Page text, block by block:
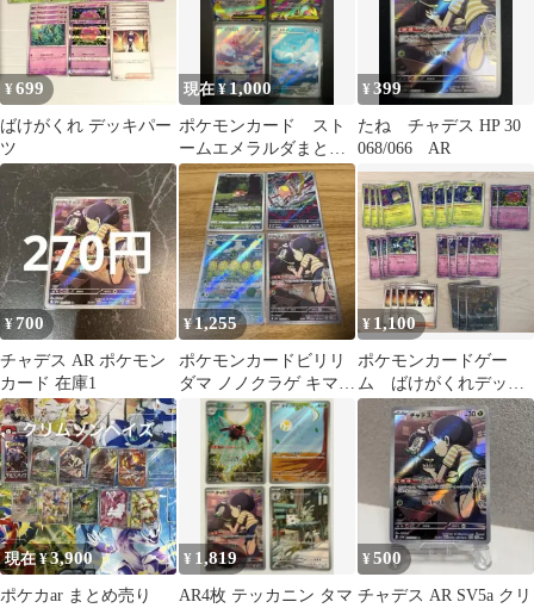
¥699
ばけがくれ デッキパー
ツ
現在 ¥ 1,000
ポケモンカード スト
ームエメラルダまとめ
売り
¥399
たね チャデス HP 30
068/066 AR
¥700
チャデス AR ポケモン
カード 在庫1
¥1,255
ポケモンカードビリリ
ダマ ノノクラゲ キマワ
リ チャデス ar 草タイ
プ4枚
¥ 1,100
ポケモンカードゲー
ム ばけがくれデッキ
パーツ 25枚セット
現在 ¥3,900
ポケカar まとめ売り
¥ 1,819
AR4枚 テッカニン タマ
¥500
チャデス AR SV5a クリ